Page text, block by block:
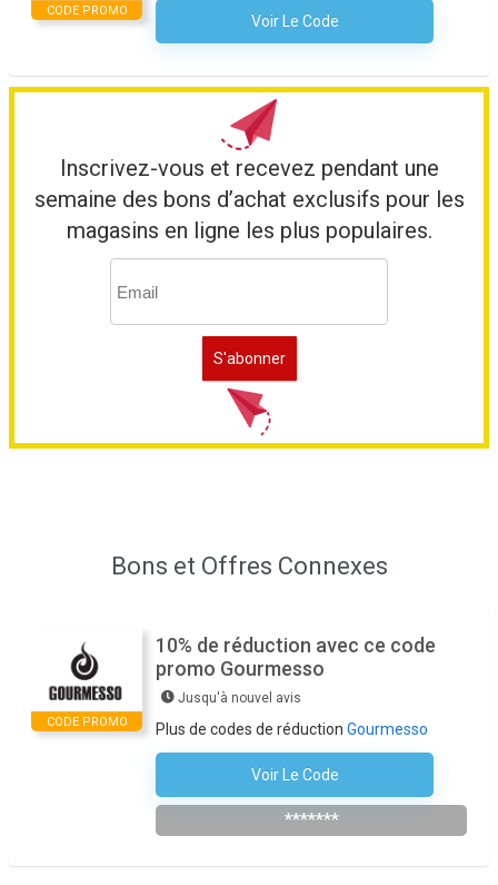
CODE PROMO
Voir Le Code
Aucun Code N'est Nécessaire
Inscrivez-vous et recevez pendant une
semaine des bons d’achat exclusifs pour les
magasins en ligne les plus populaires.
Bons et Offres Connexes
CODE PROMO
10% de réduction avec ce code
promo Gourmesso
Jusqu'à nouvel avis
Plus de codes de réduction Gourmesso
Voir Le Code
*******